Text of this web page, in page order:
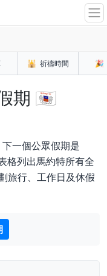
🕌 祈禱時間 🎉
期 🇾🇹
一個公眾假期是
格列出馬約特所有全
旅行、工作日及休假